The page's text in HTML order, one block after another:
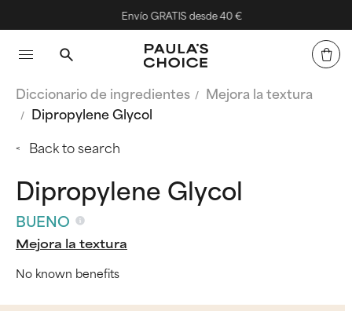
Envío GRATIS desde 40 €
Diccionario de ingredientes
Mejora la textura
Dipropylene Glycol
Back to search
Dipropylene Glycol
BUENO
Mejora la textura
No known benefits